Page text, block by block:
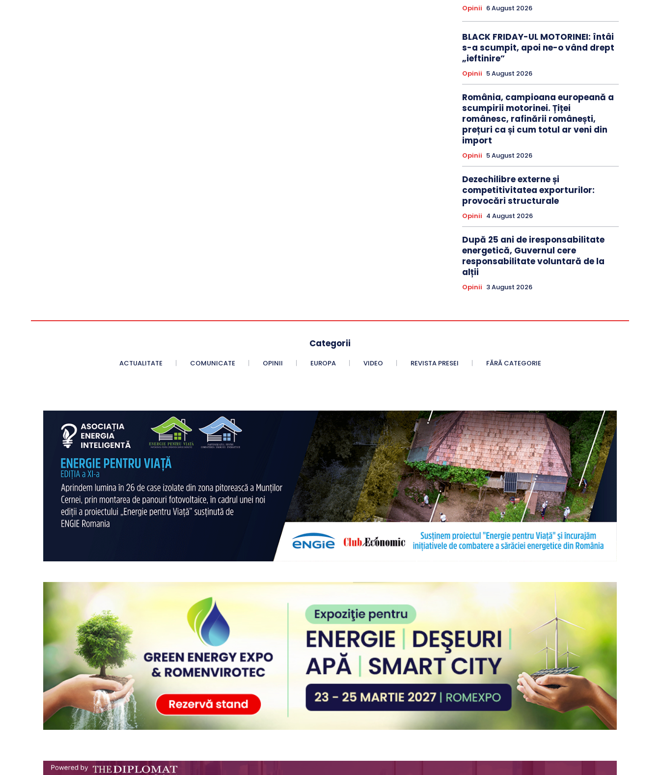
Opinii 6 August 2026
BLACK FRIDAY-UL MOTORINEI: întâi
s-a scumpit, apoi ne-o vând drept
„ieftinire”
Opinii 5 August 2026
România, campioana europeană a
scumpirii motorinei. Țiței
românesc, rafinării românești,
prețuri ca și cum totul ar veni din
import
Opinii 5 August 2026
Dezechilibre externe și
competitivitatea exporturilor:
provocări structurale
Opinii 4 August 2026
După 25 ani de iresponsabilitate
energetică, Guvernul cere
responsabilitate voluntară de la
alții
Opinii 3 August 2026
Categorii
ACTUALITATE COMUNICATE OPINII EUROPA VIDEO REVISTA PRESEI FĂRĂ CATEGORIE